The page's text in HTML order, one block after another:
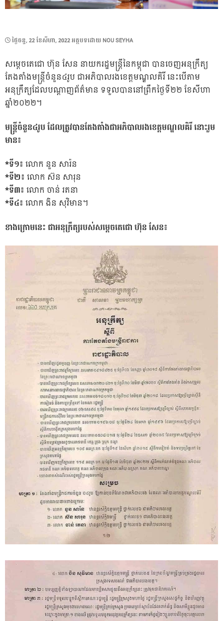
POSTED
ថ្ងៃ​ចន្ទ, 22 ខែ​សីហា, 2022អត្ថបទដោយ NOU SEYHA
សម្ដេចតេជោ ហ៊ុន សែន នាយករដ្ឋមន្ដ្រីនៃកម្ពុជា បានចេញអនុក្រឹត្យ
តែងតាំងមន្ដ្រីចំនួន៤រូប ជាអភិបាលរងខេត្តមណ្ឌលគិរី នេះបើតាម
អនុក្រឹត្យដែលបណ្ដាញព័ត៌មាន ទទួលបាននៅព្រឹកថ្ងៃទី២២ ខែសីហា
ឆ្នាំ២០២២។
មន្ដ្រីចំនួន៤រូប ដែលត្រូវបានតែងតាំងជាអភិបាលរងខេត្តមណ្ឌលគិរី នោះរួម
មាន៖
*ទី១៖លោក នួន សារ៉ន
*ទី២៖លោក ស៊ន សារុន
*ទី៣៖លោក ចាន់ រតនា
*ទី៤៖លោក ងិន សុវិមាន។
ខាងក្រោមនេះ ជាអនុក្រឹត្យរបស់សម្ដេចតេជោ ហ៊ុន សែន៖